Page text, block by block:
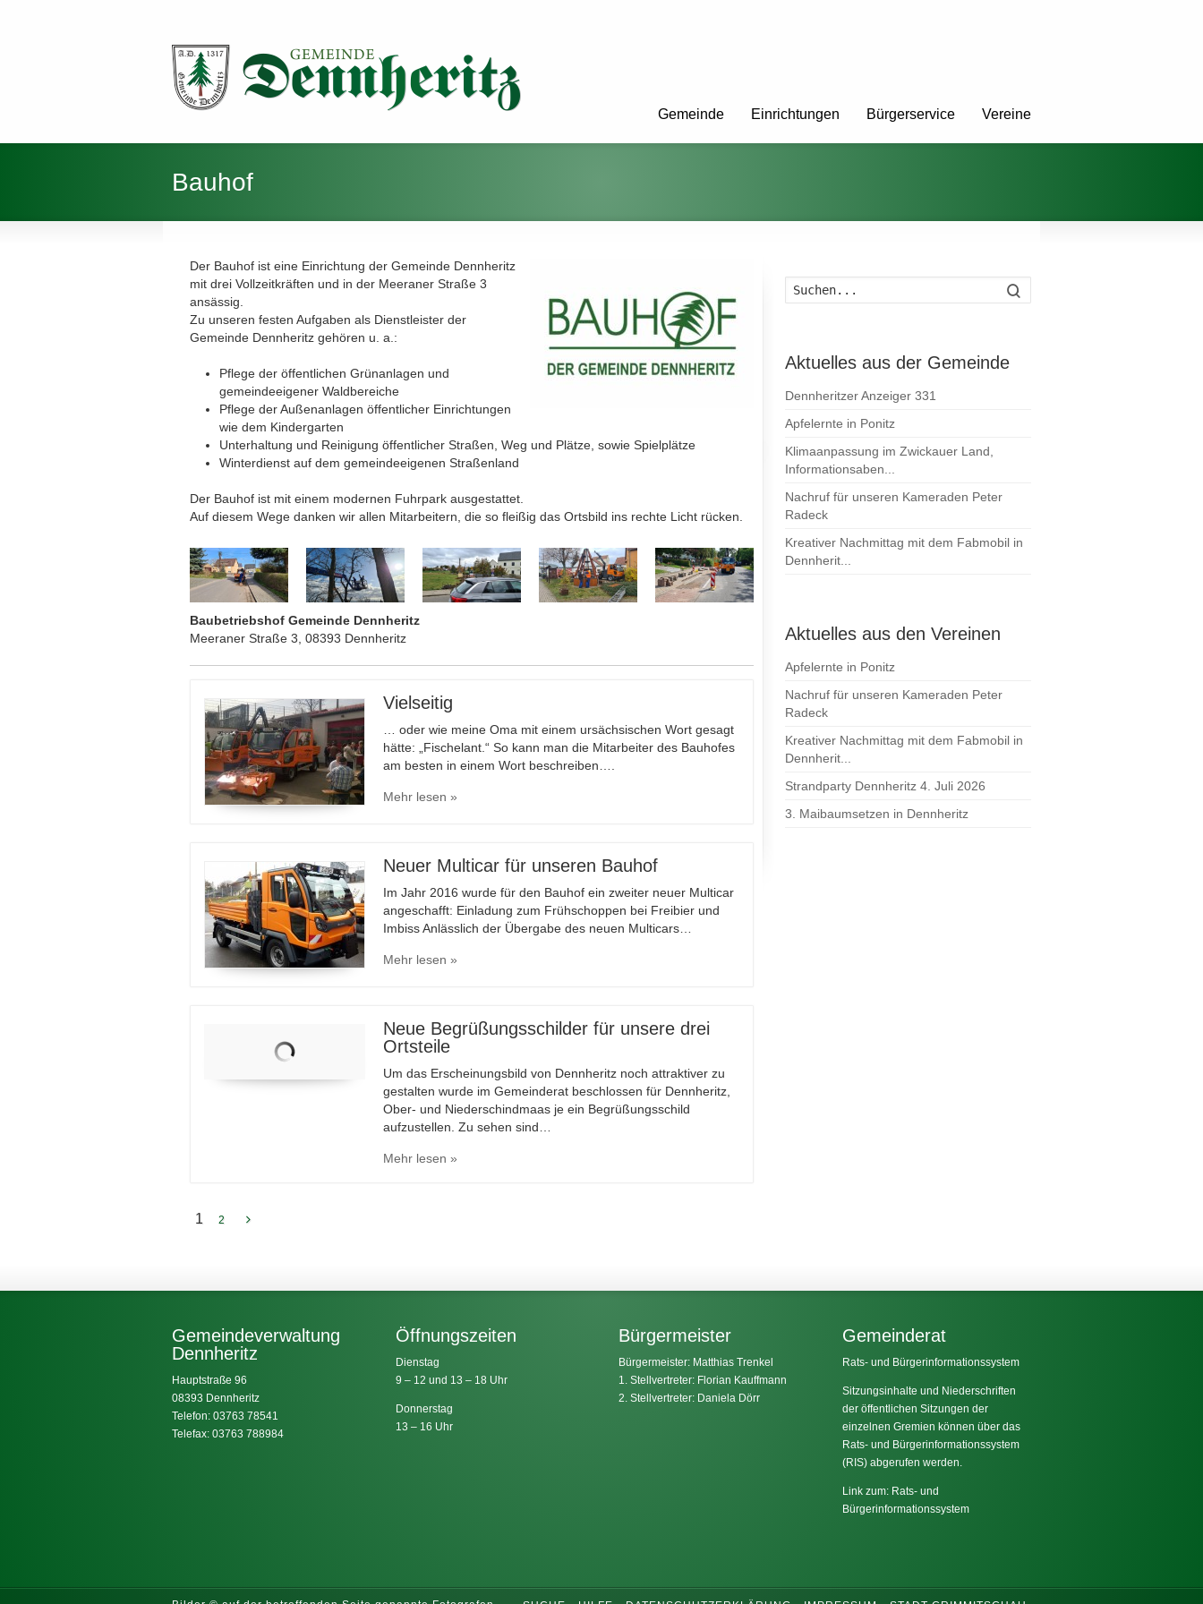
Gemeinde Einrichtungen Bürgerservice Vereine
Bauhof
Der Bauhof ist eine Einrichtung der Gemeinde Dennheritz
mit drei Vollzeitkräften und in der Meeraner Straße 3
ansässig.
Zu unseren festen Aufgaben als Dienstleister der
Gemeinde Dennheritz gehören u. a.:
Pflege der öffentlichen Grünanlagen und
gemeindeeigener Waldbereiche
Pflege der Außenanlagen öffentlicher Einrichtungen
wie dem Kindergarten
Unterhaltung und Reinigung öffentlicher Straßen, Weg und Plätze, sowie Spielplätze
Winterdienst auf dem gemeindeeigenen Straßenland
Der Bauhof ist mit einem modernen Fuhrpark ausgestattet.
Auf diesem Wege danken wir allen Mitarbeitern, die so fleißig das Ortsbild ins rechte Licht rücken.
Baubetriebshof Gemeinde Dennheritz
Meeraner Straße 3, 08393 Dennheritz
Vielseitig
… oder wie meine Oma mit einem ursächsischen Wort gesagt
hätte: „Fischelant.“ So kann man die Mitarbeiter des Bauhofes
am besten in einem Wort beschreiben….
Mehr lesen »
Neuer Multicar für unseren Bauhof
Im Jahr 2016 wurde für den Bauhof ein zweiter neuer Multicar
angeschafft: Einladung zum Frühschoppen bei Freibier und
Imbiss Anlässlich der Übergabe des neuen Multicars…
Mehr lesen »
Neue Begrüßungsschilder für unsere drei
Ortsteile
Um das Erscheinungsbild von Dennheritz noch attraktiver zu
gestalten wurde im Gemeinderat beschlossen für Dennheritz,
Ober- und Niederschindmaas je ein Begrüßungsschild
aufzustellen. Zu sehen sind…
Mehr lesen »
1 2
Aktuelles aus der Gemeinde
Dennheritzer Anzeiger 331
Apfelernte in Ponitz
Klimaanpassung im Zwickauer Land,
Informationsaben...
Nachruf für unseren Kameraden Peter
Radeck
Kreativer Nachmittag mit dem Fabmobil in
Dennherit...
Aktuelles aus den Vereinen
Apfelernte in Ponitz
Nachruf für unseren Kameraden Peter
Radeck
Kreativer Nachmittag mit dem Fabmobil in
Dennherit...
Strandparty Dennheritz 4. Juli 2026
3. Maibaumsetzen in Dennheritz
Gemeindeverwaltung
Dennheritz
Hauptstraße 96
08393 Dennheritz
Telefon: 03763 78541
Telefax: 03763 788984
Öffnungszeiten
Dienstag
9 – 12 und 13 – 18 Uhr
Donnerstag
13 – 16 Uhr
Bürgermeister
Bürgermeister: Matthias Trenkel
1. Stellvertreter: Florian Kauffmann
2. Stellvertreter: Daniela Dörr
Gemeinderat
Rats- und Bürgerinformationssystem
Sitzungsinhalte und Niederschriften
der öffentlichen Sitzungen der
einzelnen Gremien können über das
Rats- und Bürgerinformationssystem
(RIS) abgerufen werden.
Link zum: Rats- und
Bürgerinformationssystem